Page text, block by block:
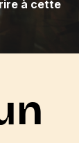
à cette